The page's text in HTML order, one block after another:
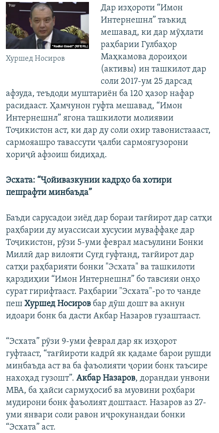
Хуршед Носиров
Дар изҳороти “Имон
Интернешнл” таъкид
мешавад, ки дар мӯҳлати
раҳбарии Гулбаҳор
Маҳкамова дороиҳои
(активы) ин ташкилот дар
соли 2017-ум 25 дарсад
афзуда, теъдоди муштариён ба 120 ҳазор нафар
расидааст. Ҳамчунон гуфта мешавад, “Имон
Интернешнл” ягона ташкилоти молиявии
Тоҷикистон аст, ки дар ду соли охир тавонистаааст,
сармояашро тавассути ҷалби сармоягузорони
хориҷӣ афзоиш бидиҳад.
Эсхата: “Ҷойивазкунии кадрҳо ба хотири
пешрафти минбаъда”
Баъди сарусадои зиёд дар бораи тағйирот дар сатҳи
раҳбарии ду муассисаи хусусии муваффақе дар
Тоҷикистон, рӯзи 5-уми феврал масъулини Бонки
Миллӣ дар вилояти Суғд гуфтанд, тағйирот дар
сатҳи раҳбарияти бонки "Эсхата" ва ташкилоти
қарздиҳии “Имон Интернешнл” бо тавсияи онҳо
сурат гирифтааст. Раҳбарии "Эсхата"-ро то чанде
пеш Хуршед Носиров бар дӯш дошт ва акнун
идоари бонк ба дасти Акбар Назаров гузаштааст.
“Эсхата” рӯзи 9-уми феврал дар як изҳорот
гуфтааст, “тағйироти кадрӣ як қадаме барои рушди
минбаъда аст ва ба фаъолияти ҷории бонк таъсире
нахоҳад гузошт”. Акбар Назаров, дорандаи унвони
МBA, ба ҳайси сармуҳосиб ва муовини роҳбари
мудирони бонк фаъолият доштааст. Назаров аз 27-
уми январи соли равон иҷрокунандаи бонки
“Эсхата” аст.